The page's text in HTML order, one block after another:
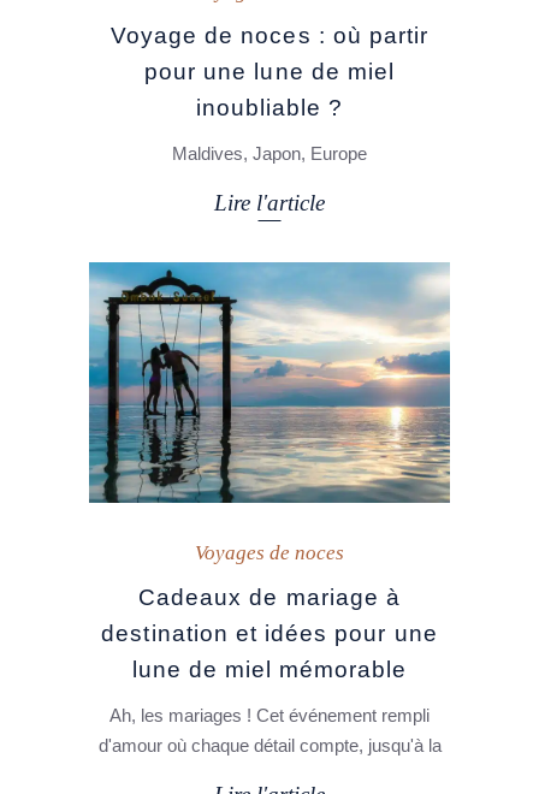
Voyage de noces : où partir
pour une lune de miel
inoubliable ?
Maldives, Japon, Europe
Lire l'article
Voyages de noces
Cadeaux de mariage à
destination et idées pour une
lune de miel mémorable
Ah, les mariages ! Cet événement rempli
d'amour où chaque détail compte, jusqu'à la